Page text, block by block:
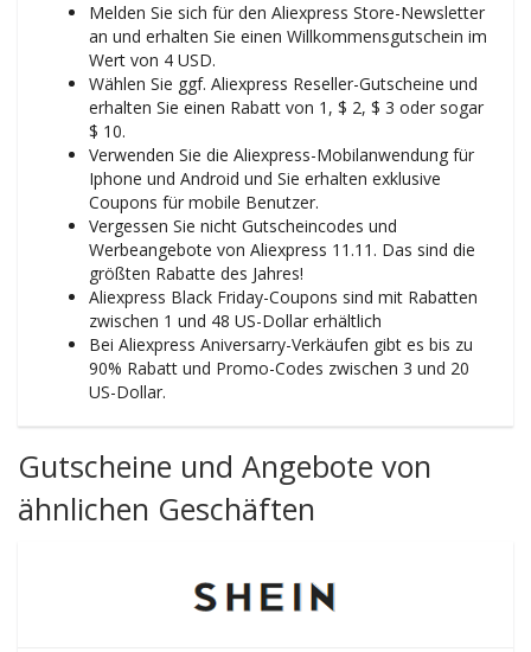
Melden Sie sich für den Aliexpress Store-Newsletter
an und erhalten Sie einen Willkommensgutschein im
Wert von 4 USD.
Wählen Sie ggf. Aliexpress Reseller-Gutscheine und
erhalten Sie einen Rabatt von 1, $ 2, $ 3 oder sogar
$ 10.
Verwenden Sie die Aliexpress-Mobilanwendung für
Iphone und Android und Sie erhalten exklusive
Coupons für mobile Benutzer.
Vergessen Sie nicht Gutscheincodes und
Werbeangebote von Aliexpress 11.11. Das sind die
größten Rabatte des Jahres!
Aliexpress Black Friday-Coupons sind mit Rabatten
zwischen 1 und 48 US-Dollar erhältlich
Bei Aliexpress Aniversarry-Verkäufen gibt es bis zu
90% Rabatt und Promo-Codes zwischen 3 und 20
US-Dollar.
Gutscheine und Angebote von
ähnlichen Geschäften